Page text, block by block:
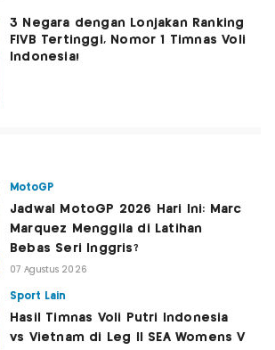
3 Negara dengan Lonjakan Ranking
FIVB Tertinggi, Nomor 1 Timnas Voli
Indonesia!
MotoGP
Jadwal MotoGP 2026 Hari Ini: Marc
Marquez Menggila di Latihan
Bebas Seri Inggris?
07 Agustus 2026
Sport Lain
Hasil Timnas Voli Putri Indonesia
vs Vietnam di Leg II SEA Womens V